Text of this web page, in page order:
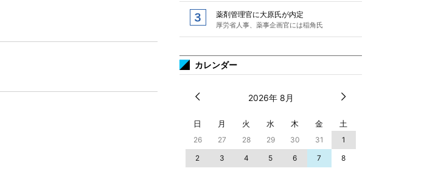
薬剤管理官に大原氏が内定
厚労省人事、薬事企画官には稲角氏
カレンダー
2026年 8月
日 月 火 水 木 金 土
26 27 28 29 30 31
1
2
3 4 5 6 7
8